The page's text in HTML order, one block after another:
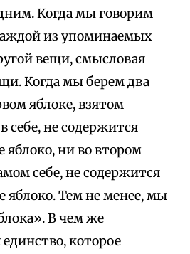
Когда мы говорим
из упоминаемых
вещи, смысловая
Когда мы берем два
яблоке, взятом
себе, не содержится
яблоко, ни во втором
себе, не содержится
яблоко. Тем не менее, мы
В чем же
которое